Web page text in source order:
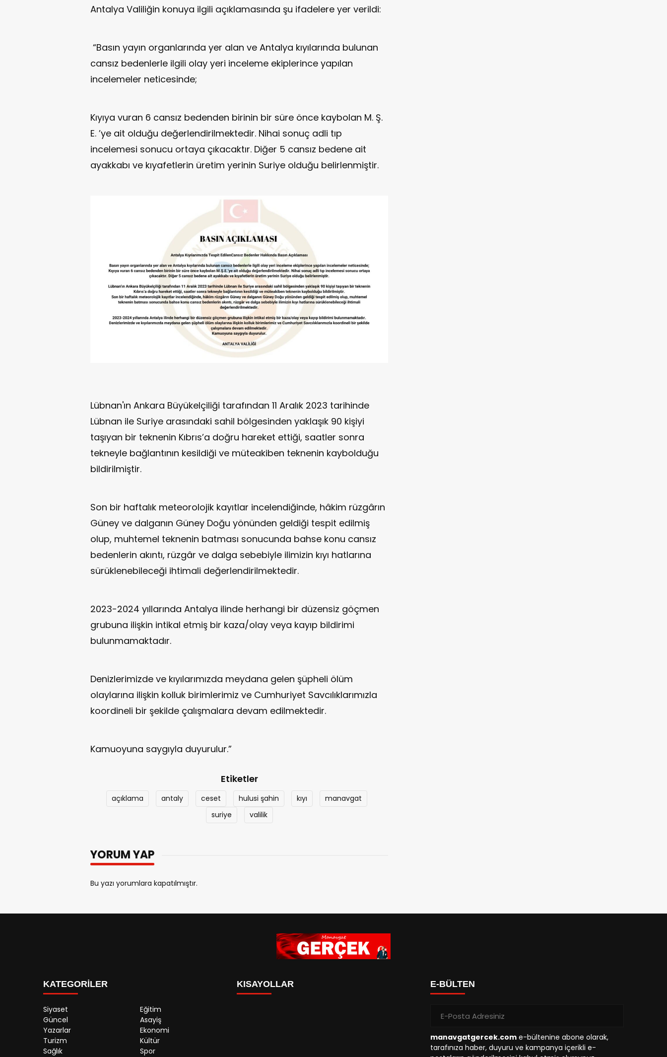
Antalya Valiliğin konuya ilgili açıklamasında şu ifadelere yer verildi:
“Basın yayın organlarında yer alan ve Antalya kıyılarında bulunan
cansız bedenlerle ilgili olay yeri inceleme ekiplerince yapılan
incelemeler neticesinde;
Kıyıya vuran 6 cansız bedenden birinin bir süre önce kaybolan M. Ş.
E. ’ye ait olduğu değerlendirilmektedir. Nihai sonuç adli tıp
incelemesi sonucu ortaya çıkacaktır. Diğer 5 cansız bedene ait
ayakkabı ve kıyafetlerin üretim yerinin Suriye olduğu belirlenmiştir.
Lübnan'ın Ankara Büyükelçiliği tarafından 11 Aralık 2023 tarihinde
Lübnan ile Suriye arasındaki sahil bölgesinden yaklaşık 90 kişiyi
taşıyan bir teknenin Kıbrıs’a doğru hareket ettiği, saatler sonra
tekneyle bağlantının kesildiği ve müteakiben teknenin kaybolduğu
bildirilmiştir.
Son bir haftalık meteorolojik kayıtlar incelendiğinde, hâkim rüzgârın
Güney ve dalganın Güney Doğu yönünden geldiği tespit edilmiş
olup, muhtemel teknenin batması sonucunda bahse konu cansız
bedenlerin akıntı, rüzgâr ve dalga sebebiyle ilimizin kıyı hatlarına
sürüklenebileceği ihtimali değerlendirilmektedir.
2023-2024 yıllarında Antalya ilinde herhangi bir düzensiz göçmen
grubuna ilişkin intikal etmiş bir kaza/olay veya kayıp bildirimi
bulunmamaktadır.
Denizlerimizde ve kıyılarımızda meydana gelen şüpheli ölüm
olaylarına ilişkin kolluk birimlerimiz ve Cumhuriyet Savcılıklarımızla
koordineli bir şekilde çalışmalara devam edilmektedir.
Kamuoyuna saygıyla duyurulur.”
Etiketler
açıklama antaly ceset hulusi şahin kıyı
manavgat
suriye
valilik
YORUM YAP
Bu yazı yorumlara kapatılmıştır.
KATEGORİLER
Siyaset
Eğitim
Güncel
Asayiş
Yazarlar
Ekonomi
Turizm
Kültür
Sağlık
Spor
KISAYOLLAR E-BÜLTEN
manavgatgercek.com e-bültenine abone olarak,
tarafınıza haber, duyuru ve kampanya içerikli e-